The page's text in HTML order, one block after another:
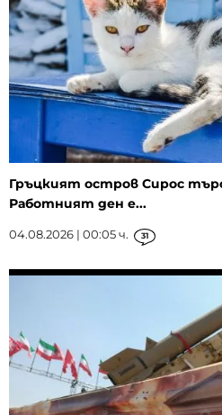
Гръцкият остров Сирос
Работният ден е...
04.08.2026 | 00:05 ч. 31